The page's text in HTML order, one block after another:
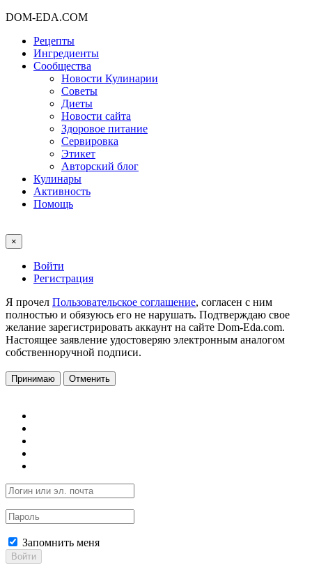
DOM-EDA.COM
Рецепты
Ингредиенты
Сообщества
Новости Кулинарии
Советы
Диеты
Новости сайта
Здоровое питание
Сервировка
Этикет
Авторский блог
Кулинары
Активность
Помощь
×
Войти
Регистрация
Я прочел Пользовательское соглашение, согласен с ним
полностью и обязуюсь его не нарушать. Подтверждаю свое
желание зарегистрировать аккаунт на сайте Dom-Eda.com.
Настоящее заявление удостоверяю электронным аналогом
собственноручной подписи.
Принимаю Отменить
Запомнить меня
Войти